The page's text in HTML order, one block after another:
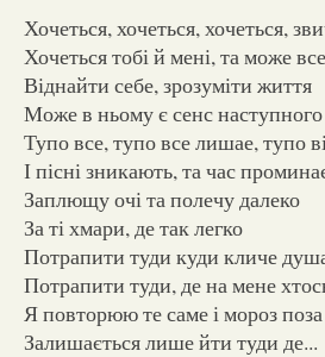
Хочеться, хочеться, хочеться,
Хочеться тобі й мені, та може
Віднайти себе, зрозуміти життя
Може в ньому є сенс
Тупо все, тупо все лишае, тупо
І пісні зникають, та час
Заплющу очі та полечу далеко
За ті хмари, де так легко
Потрапити туди куди кличе
Потрапити туди, де на мене
Я повторюю те саме і мороз
Залишається лише йти туди де...